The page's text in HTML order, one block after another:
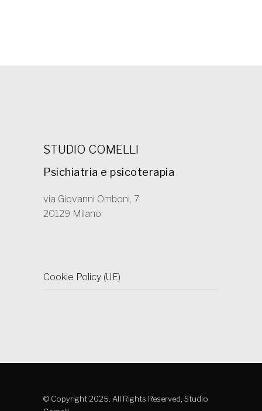
STUDIO COMELLI
Psichiatria e psicoterapia
via Giovanni Omboni, 7
20129 Milano
Cookie Policy (UE)
© Copyright 2025. All Rights Reserved, Studio